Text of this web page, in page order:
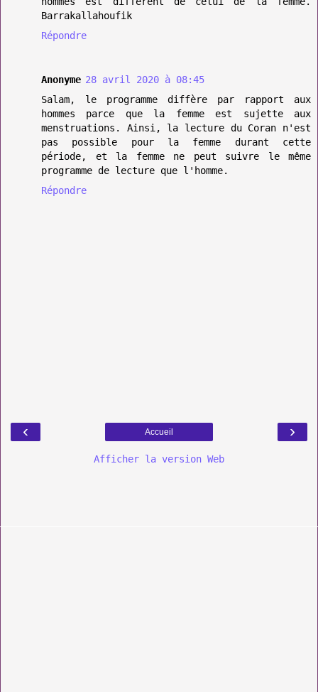
Barrakallahoufik
Répondre
Anonyme 28 avril 2020 à 08:45
Salam, le programme diffère par rapport aux
hommes parce que la femme est sujette aux
menstruations. Ainsi, la lecture du Coran n'est
pas possible pour la femme durant cette
période, et la femme ne peut suivre le même
programme de lecture que l'homme.
Répondre
‹ ›
Accueil
Afficher la version Web